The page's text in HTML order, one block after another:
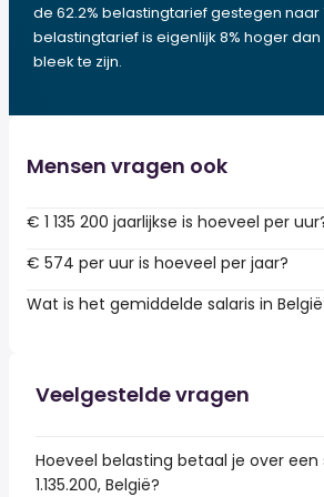
de 62.2% belastingtarief gestegen naar
belastingtarief is eigenlijk 8% hoger
bleek te zijn.
Mensen vragen ook
€ 1 135 200 jaarlijkse is hoeveel per
€ 574 per uur is hoeveel per jaar?
Wat is het gemiddelde salaris in
Veelgestelde vragen
Hoeveel belasting betaal je over een
1.135.200, België?